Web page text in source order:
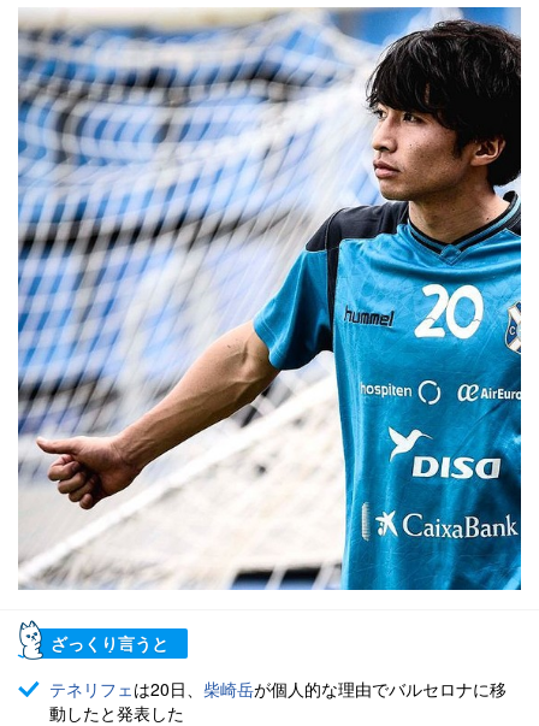
ざっくり言うと
テネリフェ は20日、 柴崎岳が個人的な理由でバルセロナに移
動したと発表した